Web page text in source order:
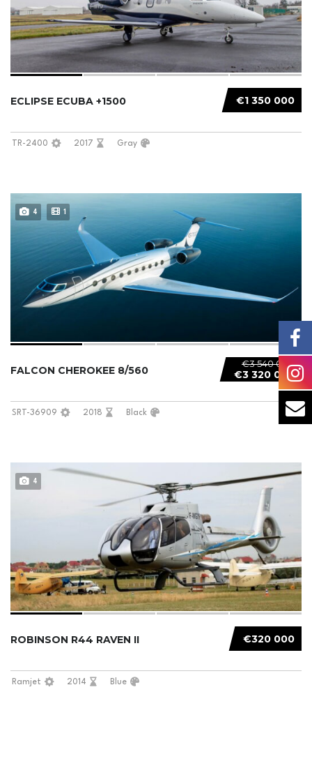
€1 350 000
ECLIPSE ECUBA +1500
TR-2400 2017 Gray
4 1
€3 540 000
€3 320 000
FALCON CHEROKEE 8/560
SRT-36909 2018 Black
4
€320 000
ROBINSON R44 RAVEN II
Ramjet 2014 Blue